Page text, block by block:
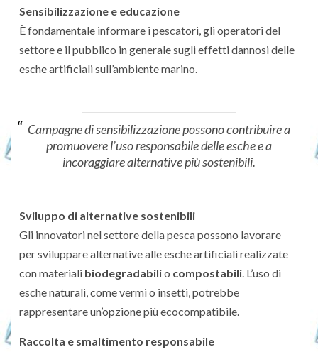
Sensibilizzazione e educazione
È fondamentale informare i pescatori, gli operatori del
settore e il pubblico in generale sugli effetti dannosi delle
esche artificiali sull’ambiente marino.
Campagne di sensibilizzazione possono contribuire a
promuovere l’uso responsabile delle esche e a
incoraggiare alternative più sostenibili.
Sviluppo di alternative sostenibili
Gli innovatori nel settore della pesca possono lavorare
per sviluppare alternative alle esche artificiali realizzate
con materiali biodegradabilio compostabili. L’uso di
esche naturali, come vermi o insetti, potrebbe
rappresentare un’opzione più ecocompatibile.
Raccolta e smaltimento responsabile